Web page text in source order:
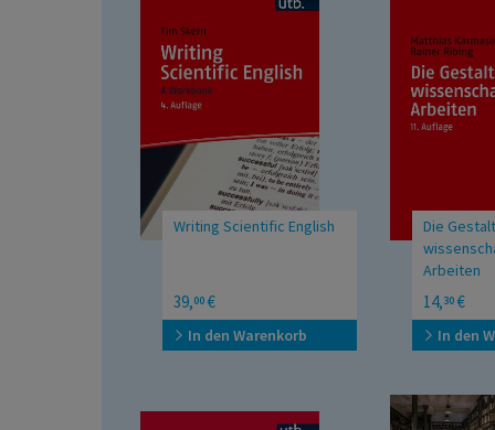
Writing Scientific English
A Workbook
39,00 €
In den Warenkorb
Die
Arbeiten
Ein
Master- und
sowie
14,30 €
In den